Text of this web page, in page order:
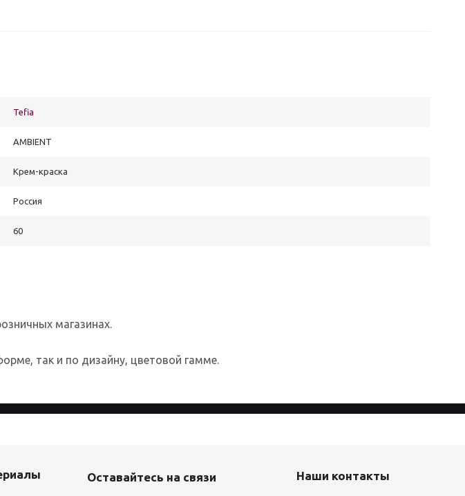
Tefia
AMBIENT
Крем-краска
Россия
60
магазинах.
так и по дизайну, цветовой гамме.
Оставайтесь на связи Наши контакты